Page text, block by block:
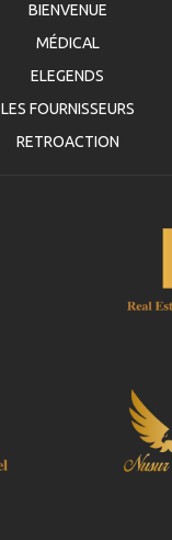
BIENVENUE
MÉDICAL
ELEGENDS
LES FOURNISSEURS
RETROACTION